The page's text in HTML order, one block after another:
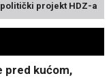
politički projekt HDZ-a
pred kućom,